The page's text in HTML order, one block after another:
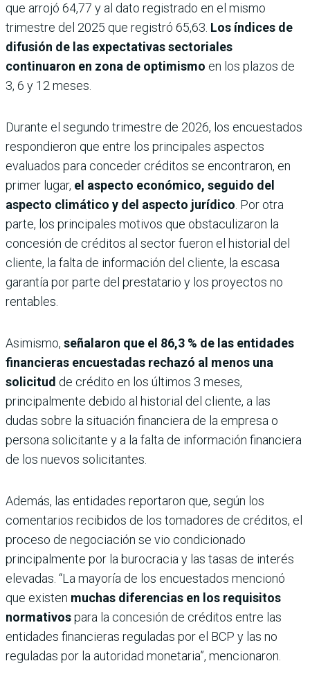
que arrojó 64,77 y al dato registrado en el mismo
trimestre del 2025 que registró 65,63. Los índices de
difusión de las expectativas sectoriales
continuaron en zona de optimismo en los plazos de
3, 6 y 12 meses.
Durante el segundo trimestre de 2026, los encuestados
respondieron que entre los principales aspectos
evaluados para conceder créditos se encontraron, en
primer lugar, el aspecto económico, seguido del
aspecto climático y del aspecto jurídico . Por otra
parte, los principales motivos que obstaculizaron la
concesión de créditos al sector fueron el historial del
cliente, la falta de información del cliente, la escasa
garantía por parte del prestatario y los proyectos no
rentables.
Asimismo, señalaron que el 86,3 % de las entidades
financieras encuestadas rechazó al menos una
solicitud de crédito en los últimos 3 meses,
principalmente debido al historial del cliente, a las
dudas sobre la situación financiera de la empresa o
persona solicitante y a la falta de información financiera
de los nuevos solicitantes.
Además, las entidades reportaron que, según los
comentarios recibidos de los tomadores de créditos, el
proceso de negociación se vio condicionado
principalmente por la burocracia y las tasas de interés
elevadas. “La mayoría de los encuestados mencionó
que existen muchas diferencias en los requisitos
normativospara la concesión de créditos entre las
entidades financieras reguladas por el BCP y las no
reguladas por la autoridad monetaria”, mencionaron.